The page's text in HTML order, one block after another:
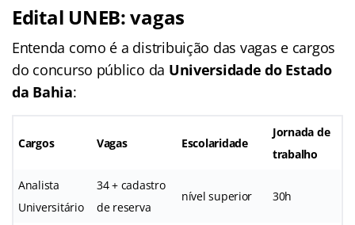
Edital UNEB: vagas
Entenda como é a distribuição das vagas e cargos
do concurso público da Universidade do Estado
da Bahia:
Cargos Vagas Escolaridade
Jornada de
trabalho
Analista
Universitário
34 + cadastro
de reserva
nível superior 30h